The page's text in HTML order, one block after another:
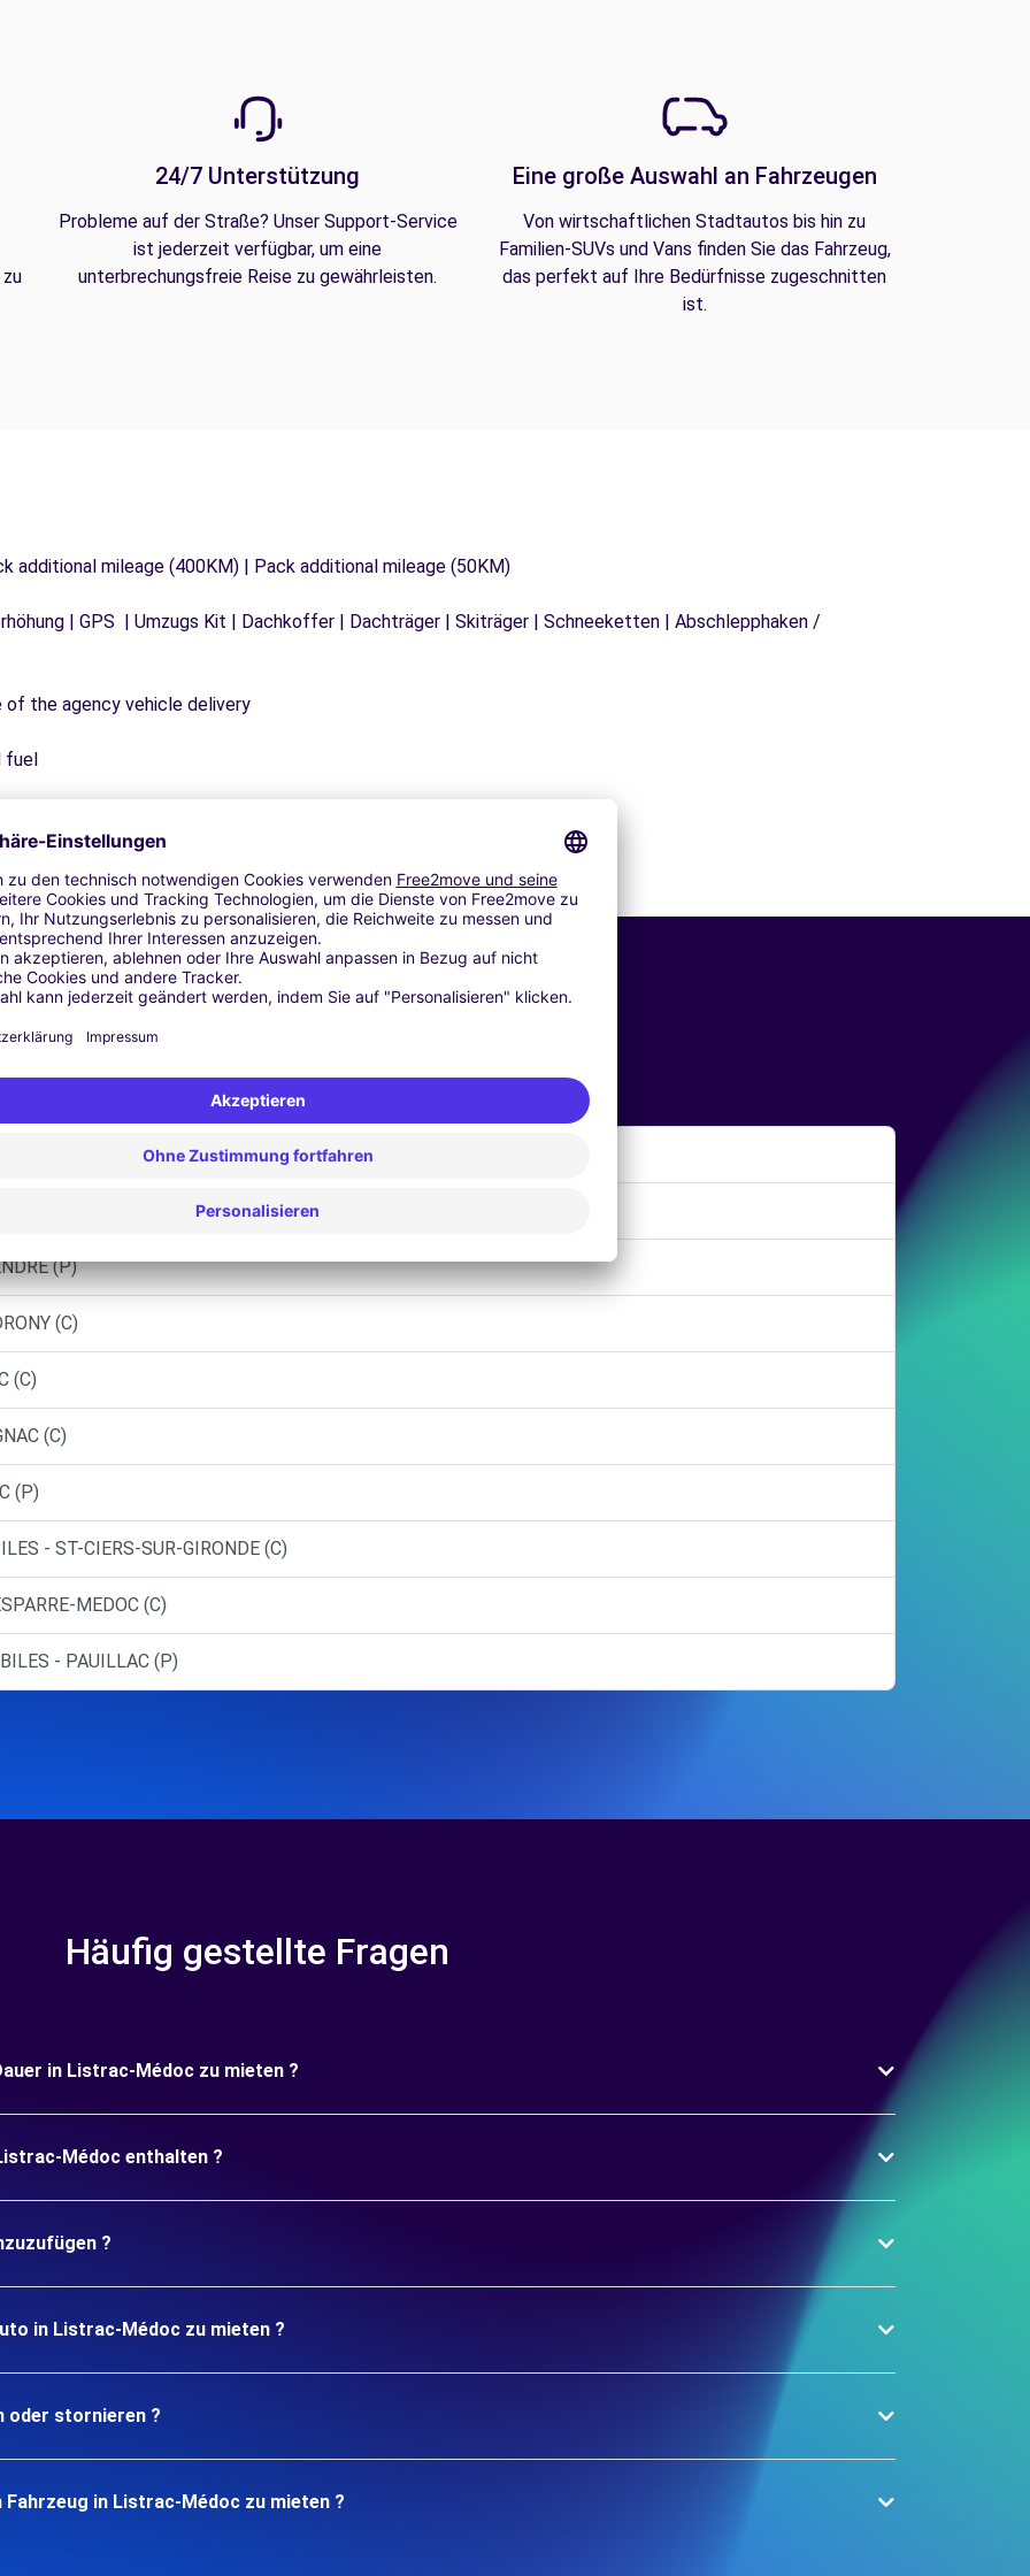
24/7 Unterstützung
Probleme auf der Straße? Unser Support-Service
ist jederzeit verfügbar, um eine
unterbrechungsfreie Reise zu gewährleisten.
Eine große Auswahl an Fahrzeugen
Von wirtschaftlichen Stadtautos bis hin zu
Familien-SUVs und Vans finden Sie das Fahrzeug,
das perfekt auf Ihre Bedürfnisse zugeschnitten
ist.
additional mileage (400KM) | Pack additional mileage (50KM)
| GPS | Umzugs Kit | Dachkoffer | Dachträger | Skiträger | Schneeketten | Abschlepphaken /
the agency vehicle delivery
fuel
Ähnliche Agenturen
DE-MEDOC (C)
(P)
(C)
(C)
(C)
(P)
- ST-CIERS-SUR-GIRONDE (C)
MEDOC (C)
- PAUILLAC (P)
Häufig gestellte Fragen
in Listrac-Médoc zu mieten ?
Médoc enthalten ?
?
in Listrac-Médoc zu mieten ?
oder stornieren ?
in Listrac-Médoc zu mieten ?